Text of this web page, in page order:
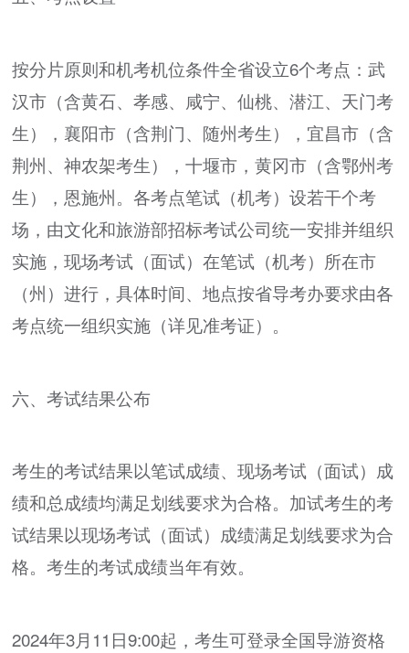
按分片原则和机考机位条件全省设立6个考点：武
汉市（含黄石、孝感、咸宁、仙桃、潜江、天门考
生），襄阳市（含荆门、随州考生），宜昌市（含
荆州、神农架考生），十堰市，黄冈市（含鄂州考
生），恩施州。各考点笔试（机考）设若干个考
场，由文化和旅游部招标考试公司统一安排并组织
实施，现场考试（面试）在笔试（机考）所在市
（州）进行，具体时间、地点按省导考办要求由各
考点统一组织实施（详见准考证）。
六、考试结果公布
考生的考试结果以笔试成绩、现场考试（面试）成
绩和总成绩均满足划线要求为合格。加试考生的考
试结果以现场考试（面试）成绩满足划线要求为合
格。考生的考试成绩当年有效。
2024年3月11日9:00起，考生可登录全国导游资格